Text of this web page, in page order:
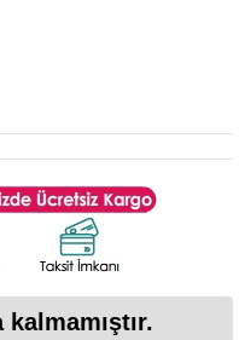
kalmamıştır.